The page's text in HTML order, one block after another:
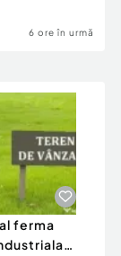
6 ore în urmă
ferma